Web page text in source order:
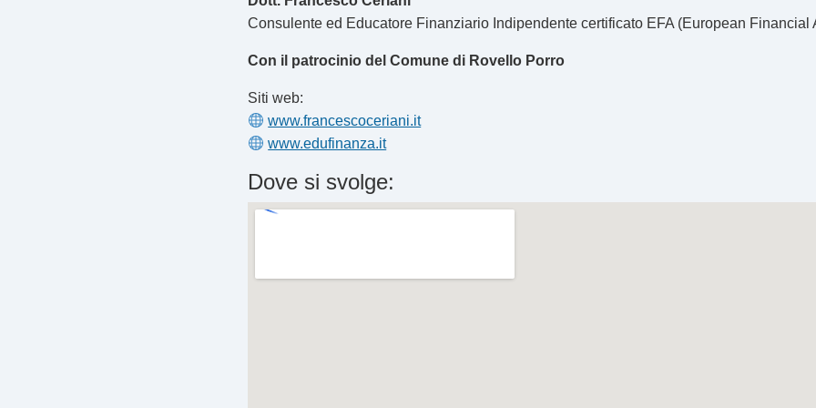
Consulente ed Educatore Finanziario Indipendente certificato EFA (European Financial
Con il patrocinio del Comune di Rovello Porro
Siti web:
www.francescoceriani.it
www.edufinanza.it
Dove si svolge: